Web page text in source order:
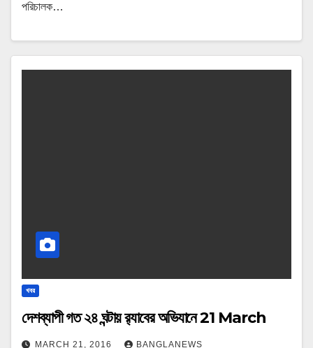
পরিচালক…
খবর
দেশব্যাপী গত ২৪ ঘন্টায় র‌্যাবের অভিযানে 21 March
MARCH 21, 2016 BANGLANEWS